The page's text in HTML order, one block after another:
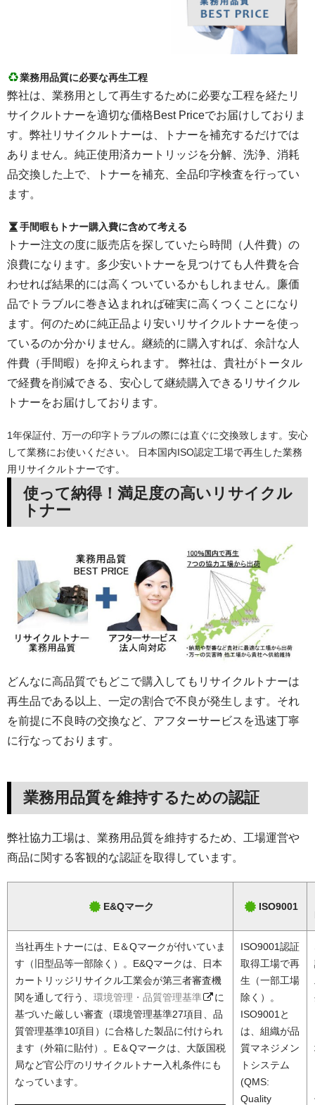
業務用品質に必要な再生工程
弊社は、業務用として再生するために必要な工程を経たリ
サイクルトナーを適切な価格Best Priceでお届けしておりま
す。弊社リサイクルトナーは、トナーを補充するだけでは
ありません。純正使用済カートリッジを分解、洗浄、消耗
品交換した上で、トナーを補充、全品印字検査を行ってい
ます。
手間暇もトナー購入費に含めて考える
トナー注文の度に販売店を探していたら時間（人件費）の
浪費になります。多少安いトナーを見つけても人件費を合
わせれば結果的には高くついているかもしれません。廉価
品でトラブルに巻き込まれれば確実に高くつくことになり
ます。何のために純正品より安いリサイクルトナーを使っ
ているのか分かりません。継続的に購入すれば、余計な人
件費（手間暇）を抑えられます。 弊社は、貴社がトータル
で経費を削減できる、安心して継続購入できるリサイクル
トナーをお届けしております。
1年保証付、万一の印字トラブルの際には直ぐに交換致します。安心
して業務にお使いください。 日本国内ISO認定工場で再生した業務
用リサイクルトナーです。
使って納得！満足度の高いリサイクル
トナー
どんなに高品質でもどこで購入してもリサイクルトナーは
再生品である以上、一定の割合で不良が発生します。それ
を前提に不良時の交換など、アフターサービスを迅速丁寧
に行なっております。
業務用品質を維持するための認証
弊社協力工場は、業務用品質を維持するため、工場運営や
商品に関する客観的な認証を取得しています。
E&Qマーク ISO9001
当社再生トナーには、E＆Qマークが付いていま
す（旧型品等一部除く）。E&Qマークは、日本
カートリッジリサイクル工業会が第三者審査機
関を通して行う、 環境管理・品質管理基準
に
基づいた厳しい審査（環境管理基準27項目、品
質管理基準10項目）に合格した製品に付けられ
ます（外箱に貼付）。E＆Qマークは、大阪国税
局など官公庁のリサイクルトナー入札条件にも
なっています。
ISO9001認証
取得工場で再
生（一部工場
除く）。
ISO9001と
は、組織が品
質マネジメン
トシステム
(QMS:
Quality